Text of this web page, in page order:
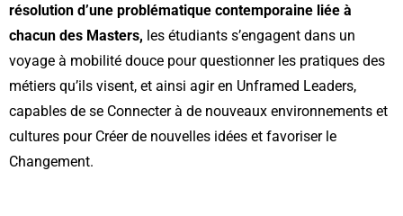
résolution d’une problématique contemporaine liée à
chacun des Masters, les étudiants s’engagent dans un
voyage à mobilité douce pour questionner les pratiques des
métiers qu’ils visent, et ainsi agir en Unframed Leaders,
capables de se Connecter à de nouveaux environnements et
cultures pour Créer de nouvelles idées et favoriser le
Changement.